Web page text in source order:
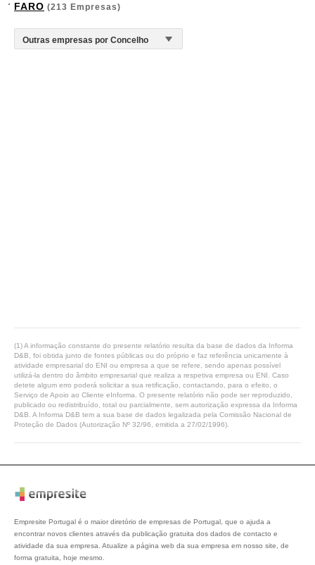
FARO (213 Empresas)
(1) A informação constante do presente relatório resulta da base de dados da Informa
D&B, foi obtida junto de fontes públicas ou do próprio e faz referência unicamente à
atividade empresarial do ENI ou empresa a que se refere, sendo apenas possível
utilizá-la dentro do âmbito empresarial que realiza a respetiva empresa ou ENI. Caso
detete algum erro poderá solicitar a sua retificação, contactando, para o efeito, o
Serviço de Apoio ao Cliente eInforma. O presente relatório não pode ser reproduzido,
publicado ou redistribuído, total ou parcialmente, sem autorização expressa da Informa
D&B. A Informa D&B tem a sua base de dados legalizada pela Comissão Nacional de
Proteção de Dados (Autorização Nº 32/96, emitida a 27/02/1996).
Empresite Portugal é o maior diretório de empresas de Portugal, que o ajuda a
encontrar novos clientes através da publicação gratuita dos dados de contacto e
atividade da sua empresa. Atualize a página web da sua empresa em nosso site, de
forma gratuita, hoje mesmo.